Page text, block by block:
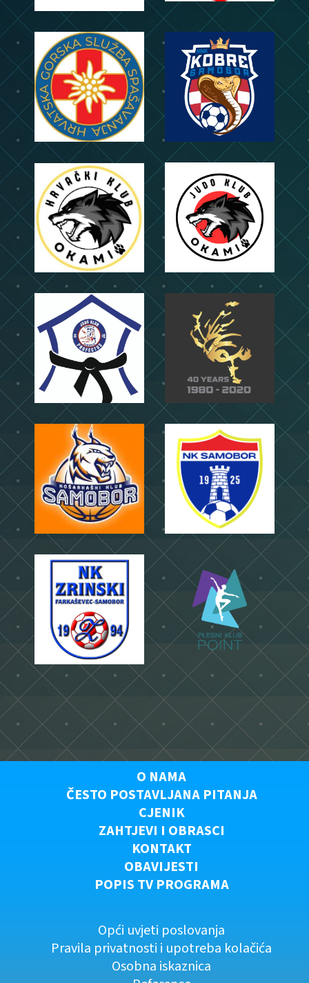
O NAMA
ČESTO POSTAVLJANA PITANJA
CJENIK
ZAHTJEVI I OBRASCI
KONTAKT
OBAVIJESTI
POPIS TV PROGRAMA
Opći uvjeti poslovanja
Pravila privatnosti i upotreba kolačića
Osobna iskaznica